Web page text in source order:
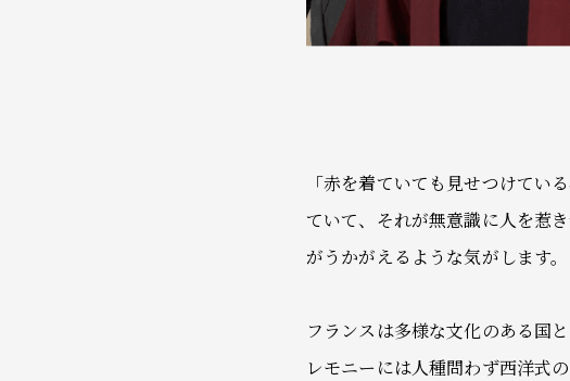
「赤を着ていても見せつけてい
ていて、それが無意識に人を惹
がうかがえるような気がします。
フランスは多様な文化のある国
レモニーには人種問わず西洋式